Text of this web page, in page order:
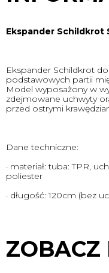
Ekspander Schildkrot
Ekspander Schildkrot
podstawowych partii
Model wyposażony w
zdejmowane uchwyty
przed ostrymi
Dane techniczne:
· materiał: tuba: TPR,
poliester
· długość: 120cm (bez
ZOBACZ